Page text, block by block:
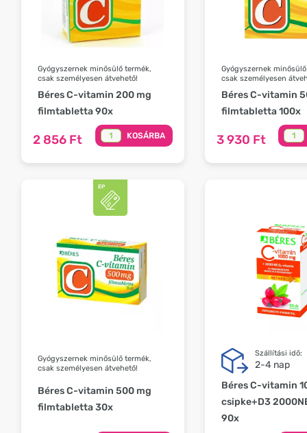
Gyógyszernek minősülő termék,
csak személyesen átvehető!
Béres C-vitamin 200 mg
filmtabletta 90x
2 856 Ft KOSÁRBA
Gyógyszernek
csak személyesen
Béres C-vitamin
filmtabletta 100x
3 930 Ft
Gyógyszernek minősülő termék,
csak személyesen átvehető!
Béres C-vitamin 500 mg
filmtabletta 30x
Szállítási idő:
2-4 nap
Béres C-vitamin
csipke+D3
90x